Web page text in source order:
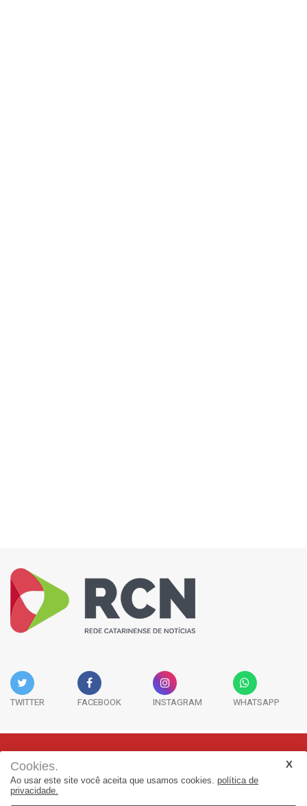
TWITTER FACEBOOK INSTAGRAM WHATSAPP
Rua Adolfo Melo, 38 - Sala 902 - Centro | Florianópolis-SC | CEP:
88015-090
(48) 3298-7979 | jornalismo@adjorisc.com.br
Cookies.
Ao usar este site você aceita que usamos cookies. política de
privacidade.